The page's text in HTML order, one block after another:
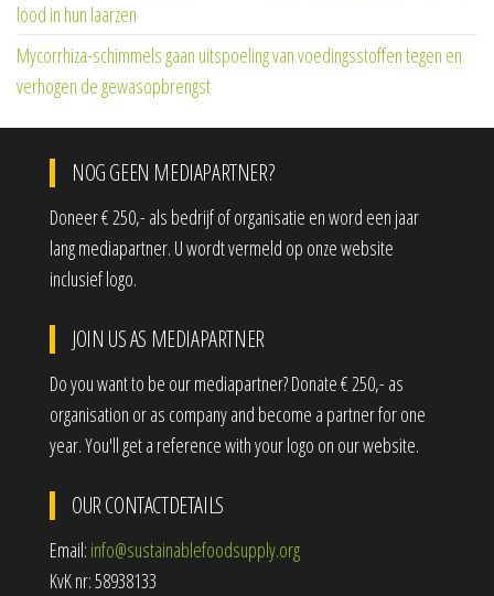
lood in hun laarzen
Mycorrhiza-schimmels gaan uitspoeling van voedingsstoffen tegen en
verhogen de gewasopbrengst
NOG GEEN MEDIAPARTNER?
Doneer € 250,- als bedrijf of organisatie en word een jaar
lang mediapartner. U wordt vermeld op onze website
inclusief logo.
JOIN US AS MEDIAPARTNER
Do you want to be our mediapartner? Donate € 250,- as
organisation or as company and become a partner for one
year. You'll get a reference with your logo on our website.
OUR CONTACTDETAILS
Email: info@sustainablefoodsupply.org
KvK nr: 58938133